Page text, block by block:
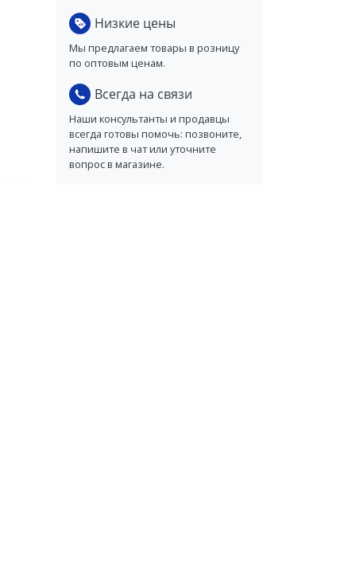
Низкие цены
Мы предлагаем товары в розницу
по оптовым ценам.
Всегда на связи
Наши консультанты и продавцы
всегда готовы помочь: позвоните,
напишите в чат или уточните
вопрос в магазине.